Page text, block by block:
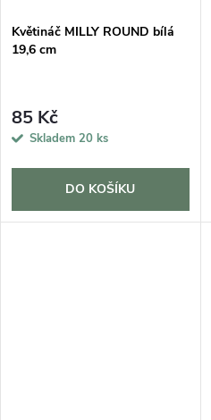
Květináč MILLY ROUND bílá
19,6 cm
85 Kč
Skladem 20 ks
DO KOŠÍKU